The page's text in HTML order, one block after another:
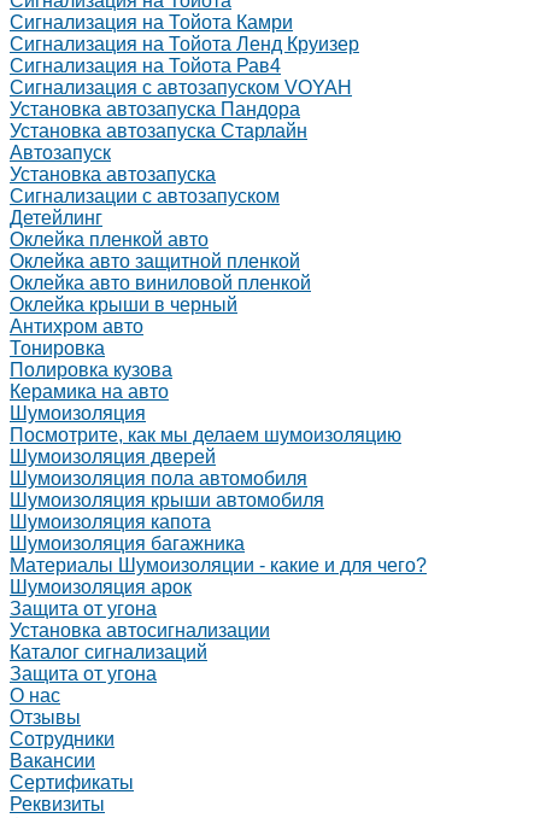
Сигнализация на Тойота Камри
Сигнализация на Тойота Ленд Круизер
Сигнализация на Тойота Рав4
Сигнализация с автозапуском VOYAH
Установка автозапуска Пандора
Установка автозапуска Старлайн
Автозапуск
Установка автозапуска
Сигнализации с автозапуском
Детейлинг
Оклейка пленкой авто
Оклейка авто защитной пленкой
Оклейка авто виниловой пленкой
Оклейка крыши в черный
Антихром авто
Тонировка
Полировка кузова
Керамика на авто
Шумоизоляция
Посмотрите, как мы делаем шумоизоляцию
Шумоизоляция дверей
Шумоизоляция пола автомобиля
Шумоизоляция крыши автомобиля
Шумоизоляция капота
Шумоизоляция багажника
Материалы Шумоизоляции - какие и для чего?
Шумоизоляция арок
Защита от угона
Установка автосигнализации
Каталог сигнализаций
Защита от угона
О нас
Отзывы
Сотрудники
Вакансии
Сертификаты
Реквизиты